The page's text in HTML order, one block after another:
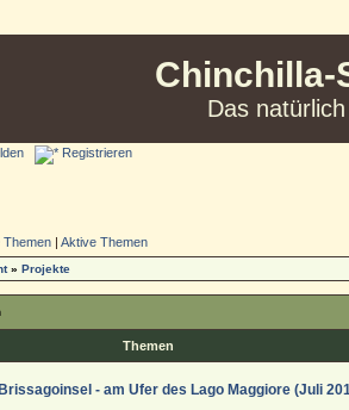
Chinchilla-
Das
Registrieren
Themen |Aktive Themen
»Projekte
Themen
- am Ufer des Lago Maggiore (Juli